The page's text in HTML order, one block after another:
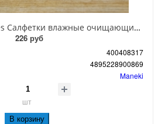
Maneki Baby Wet Wipes Салфетки влажные очищающие детские 0+ с экстрактом ромашки и алоэ вера 20*18 см 80 шт
226 руб
400408317
4895228900869
Maneki
шт
В корзину